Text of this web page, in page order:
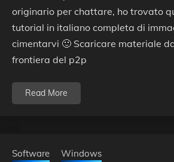
originario per chattare, ho trovato
tutorial in italiano completa di
cimentarvi 🙂 Scaricare materiale
frontiera del p2p
Read More
Software Windows